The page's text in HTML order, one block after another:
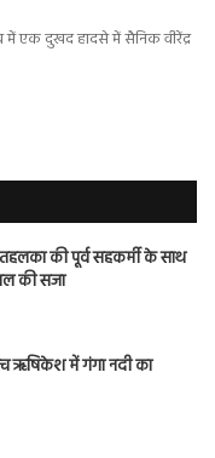
में एक दुखद हादसे में सैनिक वीरेंद्र
की पूर्व सहकर्मी के साथ
की सजा
ऋषिकेश में गंगा नदी का